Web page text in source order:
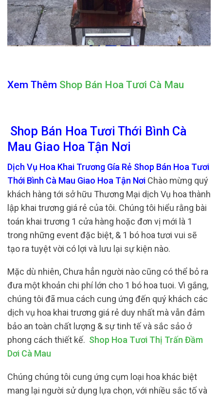
Xem Thêm Shop Bán Hoa Tươi Cà Mau
Shop Bán Hoa Tươi Thới Bình Cà
Mau Giao Hoa Tận Nơi
Dịch Vụ Hoa Khai Trương Gía Rẻ Shop Bán Hoa Tươi
Thới Bình Cà Mau Giao Hoa Tận Nơi Chào mừng quý
khách hàng tới sở hữu Thương Mại dịch Vụ hoa thành
lập khai trương giá rẻ của tôi. Chúng tôi hiểu rằng bài
toán khai trương 1 cửa hàng hoặc đơn vị mới là 1
trong những event đặc biệt, & 1 bó hoa tươi vui sẽ
tạo ra tuyệt vời có lợi và lưu lại sự kiện nào.
Mặc dù nhiên, Chưa hẳn người nào cũng có thể bỏ ra
đưa một khoản chi phí lớn cho 1 bó hoa tuoi. Vì gắng,
chúng tôi đã mua cách cung ứng đến quý khách các
dịch vụ hoa khai trương giá rẻ duy nhất mà vẫn đảm
bảo an toàn chất lượng & sự tinh tế và sắc sảo ở
phong cách thiết kế. Shop Hoa Tươi Thị Trấn Đầm
Dơi Cà Mau
Chúng chúng tôi cung ứng cụm loại hoa khác biệt
mang lại người sử dụng lựa chọn, với nhiều sắc tố và